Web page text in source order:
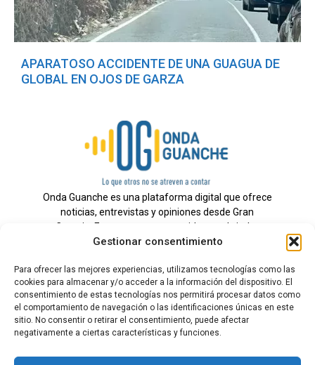
Gestionar consentimiento
Para ofrecer las mejores experiencias, utilizamos tecnologías como las
cookies para almacenar y/o acceder a la información del dispositivo. El
consentimiento de estas tecnologías nos permitirá procesar datos como
el comportamiento de navegación o las identificaciones únicas en este
sitio. No consentir o retirar el consentimiento, puede afectar
negativamente a ciertas características y funciones.
APARATOSO ACCIDENTE DE UNA GUAGUA DE
GLOBAL EN OJOS DE GARZA
Onda Guanche es una plataforma digital que ofrece
noticias, entrevistas y opiniones desde Gran
Canaria. Estamos comprometidos con brindar
información veraz y un periodismo independiente a
Todos los derechos reservados.
Radio
Contacto